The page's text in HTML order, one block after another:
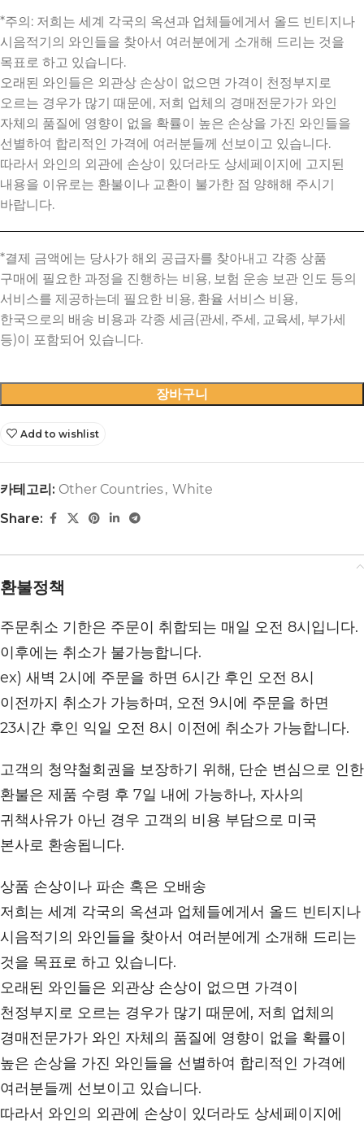
*주의: 저희는 세계 각국의 옥션과 업체들에게서 올드 빈티지나
시음적기의 와인들을 찾아서 여러분에게 소개해 드리는 것을
목표로 하고 있습니다.
오래된 와인들은 외관상 손상이 없으면 가격이 천정부지로
오르는 경우가 많기 때문에, 저희 업체의 경매전문가가 와인
자체의 품질에 영향이 없을 확률이 높은 손상을 가진 와인들을
선별하여 합리적인 가격에 여러분들께 선보이고 있습니다.
따라서 와인의 외관에 손상이 있더라도 상세페이지에 고지된
내용을 이유로는 환불이나 교환이 불가한 점 양해해 주시기
바랍니다.
장바구니
Add to wishlist
카테고리: Other Countries, White
Share:
환불정책
주문취소 기한은 주문이 취합되는 매일 오전 8시입니다.
이후에는 취소가 불가능합니다.
ex) 새벽 2시에 주문을 하면 6시간 후인 오전 8시
이전까지 취소가 가능하며, 오전 9시에 주문을 하면
23시간 후인 익일 오전 8시 이전에 취소가 가능합니다.
고객의 청약철회권을 보장하기 위해, 단순 변심으로 인한
환불은 제품 수령 후 7일 내에 가능하나, 자사의
귀책사유가 아닌 경우 고객의 비용 부담으로 미국
본사로 환송됩니다.
상품 손상이나 파손 혹은 오배송
저희는 세계 각국의 옥션과 업체들에게서 올드 빈티지나
시음적기의 와인들을 찾아서 여러분에게 소개해 드리는
것을 목표로 하고 있습니다.
오래된 와인들은 외관상 손상이 없으면 가격이
천정부지로 오르는 경우가 많기 때문에, 저희 업체의
경매전문가가 와인 자체의 품질에 영향이 없을 확률이
높은 손상을 가진 와인들을 선별하여 합리적인 가격에
여러분들께 선보이고 있습니다.
따라서 와인의 외관에 손상이 있더라도 상세페이지에